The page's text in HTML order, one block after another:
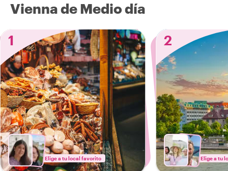
Vienna de Medio día
1
Elige a tu local favorito
2
Elige a tu